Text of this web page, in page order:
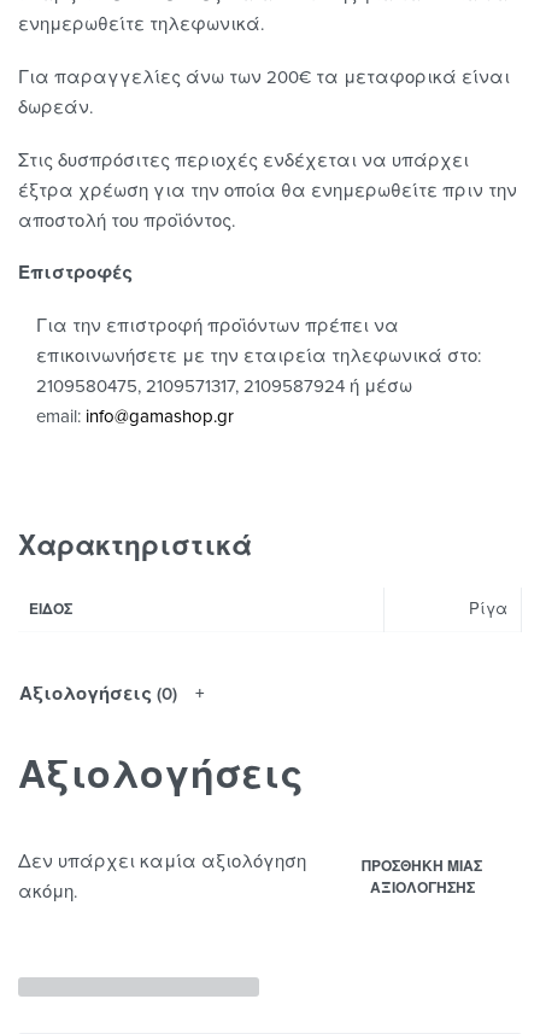
ενημερωθείτε τηλεφωνικά.
Για παραγγελίες άνω των 200€ τα μεταφορικά είναι
δωρεάν.
Στις δυσπρόσιτες περιοχές ενδέχεται να υπάρχει
έξτρα χρέωση για την οποία θα ενημερωθείτε πριν την
αποστολή του προϊόντος.
Επιστροφές
Για την επιστροφή προϊόντων πρέπει να
επικοινωνήσετε με την εταιρεία τηλεφωνικά στο:
2109580475, 2109571317, 2109587924 ή μέσω
email: info@gamashop.gr
Χαρακτηριστικά
ΕΊΔΟΣ Ρίγα
Αξιολογήσεις (0)
Αξιολογήσεις
Δεν υπάρχει καμία αξιολόγηση
ακόμη.
ΠΡΟΣΘΉΚΗ ΜΊΑΣ
ΑΞΙΟΛΌΓΗΣΗΣ